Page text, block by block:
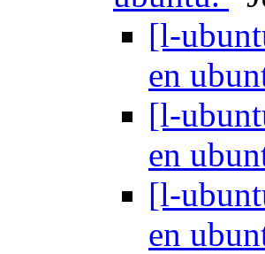
[l-
en
[l-
en
[l-
en